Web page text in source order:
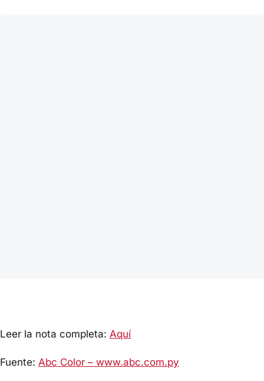
Leer la nota completa: Aquí
Fuente: Abc Color – www.abc.com.py